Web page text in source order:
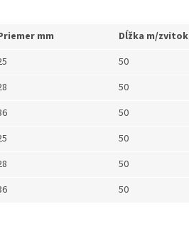
mm Dĺžka m/zvitok
50
50
50
50
50
50